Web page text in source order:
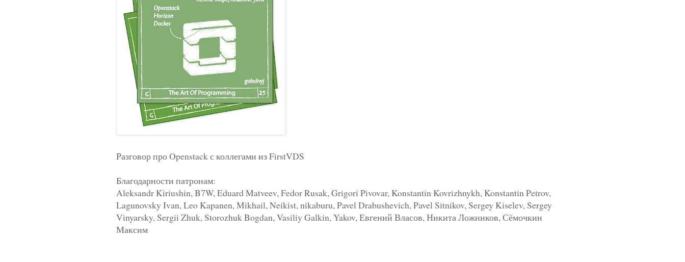
Разговор про Openstack с коллегами из FirstVDS
Благодарности патронам:
Aleksandr Kiriushin, B7W, Eduard Matveev, Fedor Rusak, Grigori Pivovar, Konstantin Kovrizhnykh, Konstantin Petrov,
Lagunovsky Ivan, Leo Kapanen, Mikhail, Neikist, nikaburu, Pavel Drabushevich, Pavel Sitnikov, Sergey Kiselev, Sergey
Vinyarsky, Sergii Zhuk, Storozhuk Bogdan, Vasiliy Galkin, Yakov, Евгений Власов, Никита Ложников, Сёмочкин
Максим